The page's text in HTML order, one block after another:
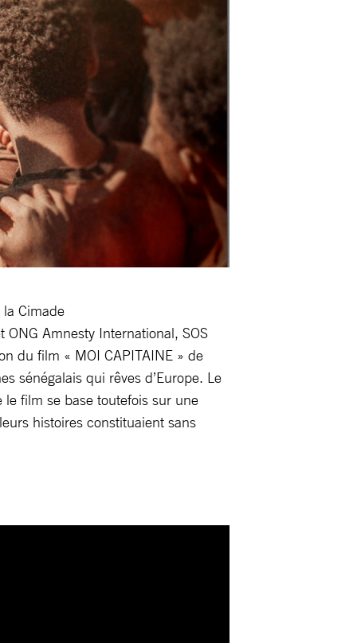
Cimade
Amnesty International, SOS
du film « MOI CAPITAINE » de
sénégalais qui rêves d’Europe. Le
film se base toutefois sur une
histoires constituaient sans